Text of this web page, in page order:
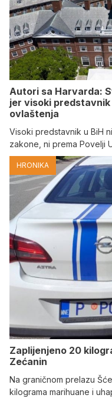
Autori sa Harvarda:
jer visoki
ovlaštenja
Visoki predstavnik u BiH
zakone, ni prema Povelji
HRONIKA
Zaplijenjeno 20
Zećanin
Na graničnom prelazu
kilograma marihuane i